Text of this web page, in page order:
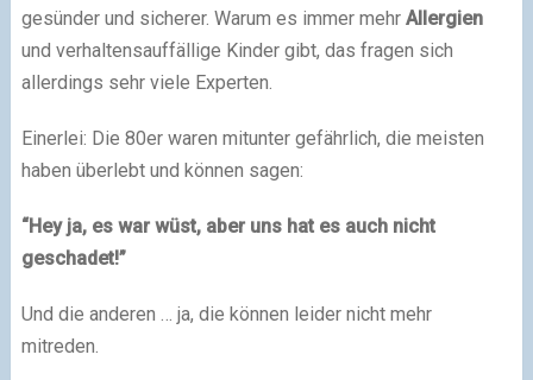
gesünder und sicherer. Warum es immer mehr Allergien
und verhaltensauffällige Kinder gibt, das fragen sich
allerdings sehr viele Experten.
Einerlei: Die 80er waren mitunter gefährlich, die meisten
haben überlebt und können sagen:
“Hey ja, es war wüst, aber uns hat es auch nicht
geschadet!”
Und die anderen … ja, die können leider nicht mehr
mitreden.